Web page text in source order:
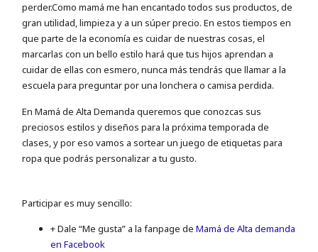
perder.Como mamá me han encantado todos sus productos, de
gran utilidad, limpieza y a un súper precio. En estos tiempos en
que parte de la economía es cuidar de nuestras cosas, el
marcarlas con un bello estilo hará que tus hijos aprendan a
cuidar de ellas con esmero, nunca más tendrás que llamar a la
escuela para preguntar por una lonchera o camisa perdida.
En Mamá de Alta Demanda queremos que conozcas sus
preciosos estilos y diseños para la próxima temporada de
clases, y por eso vamos a sortear un juego de etiquetas para
ropa que podrás personalizar a tu gusto.
Participar es muy sencillo:
+ Dale “Me gusta” a la fanpage deMamá de Alta demanda
en Facebook